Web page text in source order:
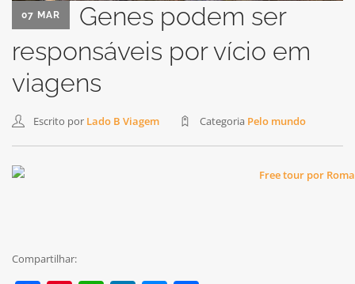
SEARCH SITE
07 MAR
Genes podem ser
responsáveis por vício em
viagens
Escrito por Lado B Viagem Categoria Pelo mundo
Compartilhar: